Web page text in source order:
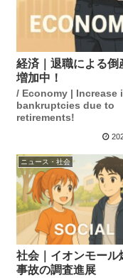
経済｜退職による倒
増加中！
/ Economy | Increase
bankruptcies due to
retirements!
ニュース・社会
社会｜イオンモール
事故の調査進展